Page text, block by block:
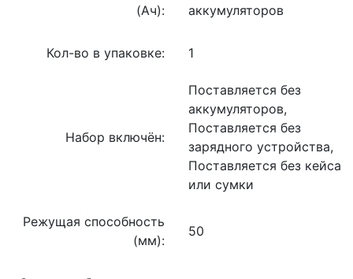
(Ач):
аккумуляторов
Кол-во в упаковке: 1
Набор включён:
Поставляется без
аккумуляторов,
Поставляется без
зарядного устройства,
Поставляется без кейса
или сумки
Режущая способность
(мм):
50